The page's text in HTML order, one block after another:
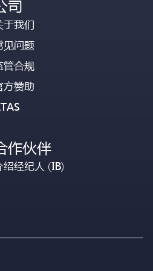
司
于我们
见问题
管合规
方赞助
作伙伴
绍经纪人 (IB)